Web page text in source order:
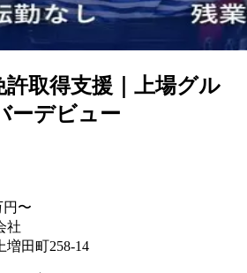
許取得支援｜上場グル
ーデビュー
円〜
社
増田町258-14